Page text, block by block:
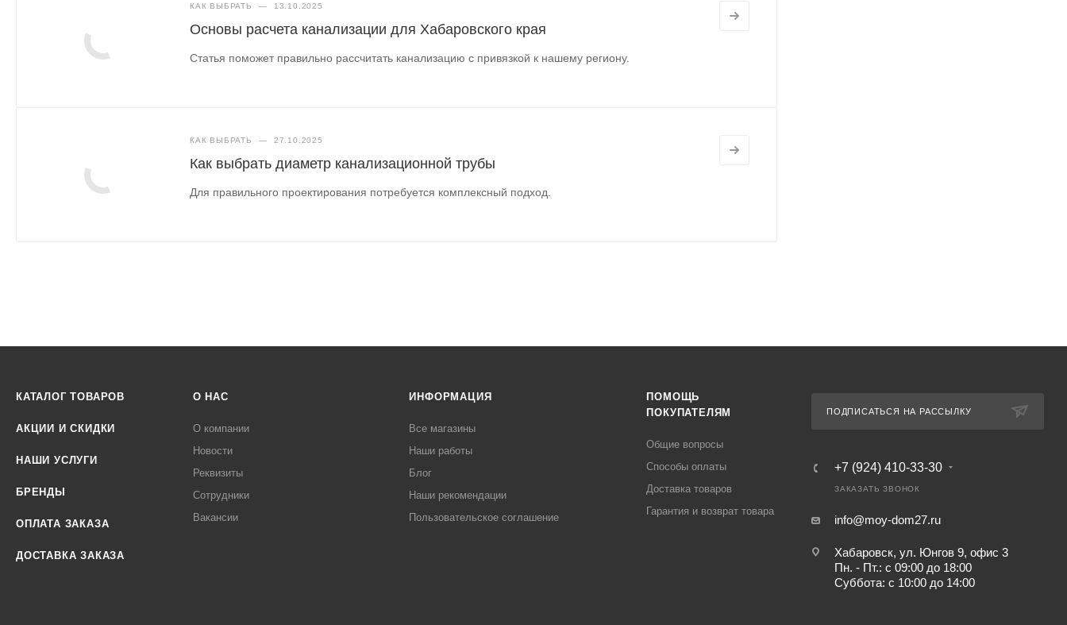
КАК ВЫБРАТЬ — 13.10.2025
Основы расчета канализации для Хабаровского края
Статья поможет правильно рассчитать канализацию с привязкой к нашему региону.
КАК ВЫБРАТЬ — 27.10.2025
Как выбрать диаметр канализационной трубы
Для правильного проектирования потребуется комплексный подход.
КАТАЛОГ ТОВАРОВ
АКЦИИ И СКИДКИ
НАШИ УСЛУГИ
БРЕНДЫ
ОПЛАТА ЗАКАЗА
ДОСТАВКА ЗАКАЗА
О НАС
О компании
Новости
Реквизиты
Сотрудники
Вакансии
ИНФОРМАЦИЯ
Все магазины
Наши работы
Блог
Наши рекомендации
Пользовательское соглашение
ПОМОЩЬ
ПОКУПАТЕЛЯМ
Общие вопросы
Способы оплаты
Доставка товаров
Гарантия и возврат товара
ПОДПИСАТЬСЯ НА РАССЫЛКУ
+7 (924) 410-33-30
ЗАКАЗАТЬ ЗВОНОК
info@moy-dom27.ru
Хабаровск, ул. Юнгов 9, офис 3
Пн. - Пт.: с 09:00 до 18:00
Суббота: с 10:00 до 14:00